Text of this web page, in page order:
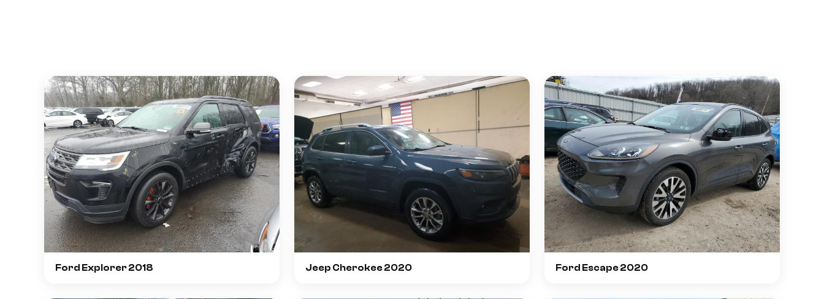
Ford Explorer 2018 Jeep Cherokee 2020 Ford Escape 2020